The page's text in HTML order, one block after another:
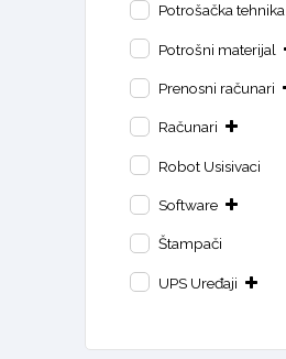
Potrošačka tehnika
Potrošni materijal
Prenosni računari
Računari
Robot Usisivaci
Software
Štampači
UPS Uređaji